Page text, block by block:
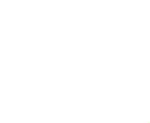
de 5.